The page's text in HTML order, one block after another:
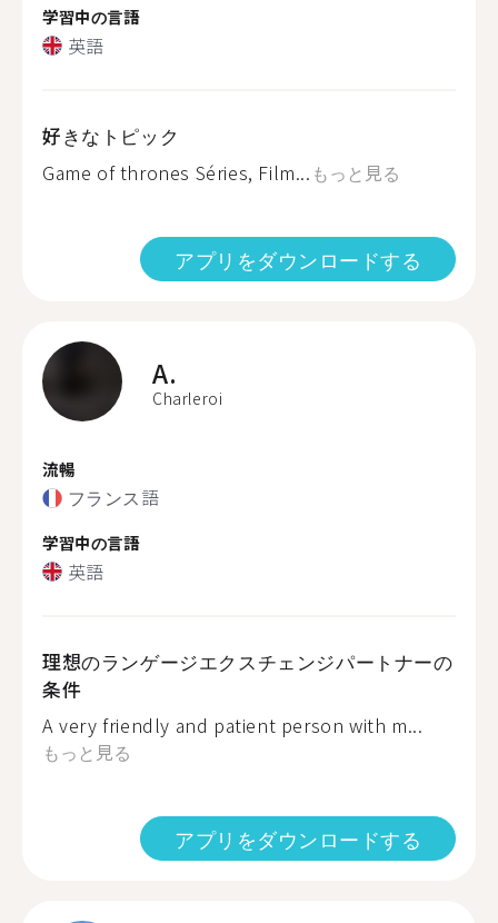
学習中の言語
英語
好きなトピック
Game of thrones Séries, Film... もっと見る
アプリをダウンロードする
A.
Charleroi
流暢
フランス語
学習中の言語
英語
理想のランゲージエクスチェンジパートナーの
条件
A very friendly and patient person with m...
もっと見る
アプリをダウンロードする